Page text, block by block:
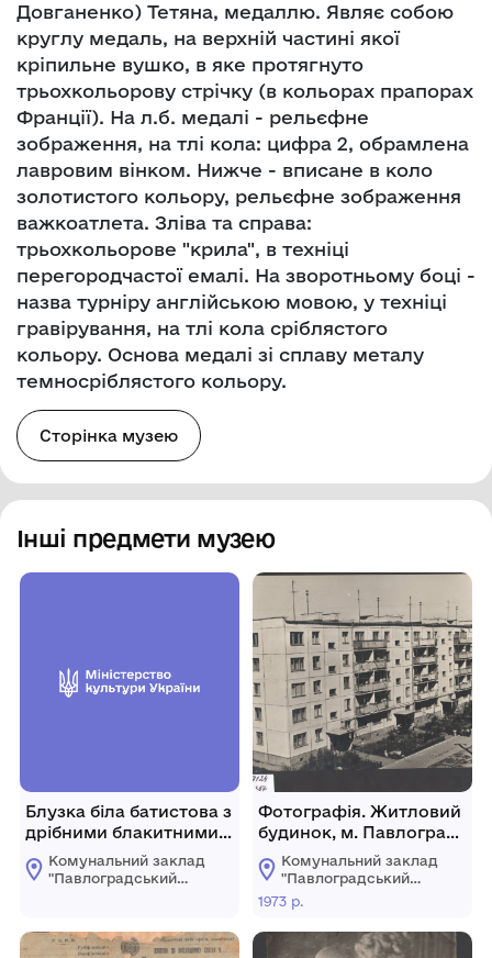
Довганенко) Тетяна, медаллю. Являє собою
круглу медаль, на верхній частині якої
кріпильне вушко, в яке протягнуто
трьохкольорову стрічку (в кольорах прапорах
Франції). На л.б. медалі - рельєфне
зображення, на тлі кола: цифра 2, обрамлена
лавровим вінком. Нижче - вписане в коло
золотистого кольору, рельєфне зображення
важкоатлета. Зліва та справа:
трьохкольорове "крила", в техніці
перегородчастої емалі. На зворотньому боці -
назва турніру англійською мовою, у техніці
гравірування, на тлі кола сріблястого
кольору. Основа медалі зі сплаву металу
темносріблястого кольору.
Сторінка музею
Інші предмети музею
Блузка біла батистова з
дрібними блакитними
квітками
Комунальний заклад
"Павлоградський
Павлоградської
міської ради
Фотографія. Житловий
будинок, м. Павлоград,
1973 р.
Комунальний заклад
"Павлоградський
історико-
краєзнавчий музей"
Павлоградської
міської ради
1973 р.